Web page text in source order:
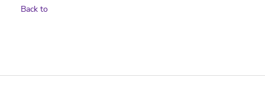
Back to